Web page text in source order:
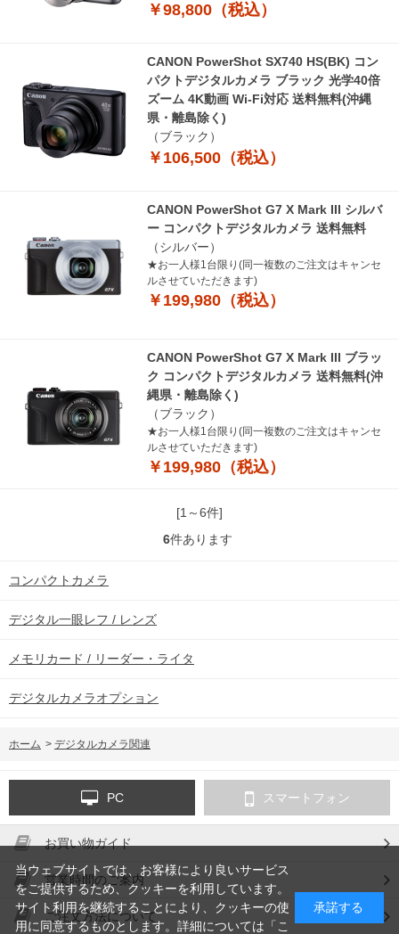
￥98,800（税込）
CANON PowerShot SX740 HS(BK) コン
パクトデジタルカメラ ブラック 光学40倍
ズーム 4K動画 Wi-Fi対応 送料無料(沖縄
県・離島除く)
（ブラック）
￥106,500（税込）
CANON PowerShot G7 X Mark III シルバ
ー コンパクトデジタルカメラ 送料無料
（シルバー）
★お一人様1台限り(同一複数のご注文はキャンセ
ルさせていただきます)
￥199,980（税込）
CANON PowerShot G7 X Mark III ブラッ
ク コンパクトデジタルカメラ 送料無料(沖
縄県・離島除く)
（ブラック）
★お一人様1台限り(同一複数のご注文はキャンセ
ルさせていただきます)
￥199,980（税込）
[1～6件]
6件あります
コンパクトカメラ
デジタル一眼レフ / レンズ
メモリカード / リーダー・ライタ
デジタルカメラオプション
ホーム > デジタルカメラ関連
PC スマートフォン
お買い物ガイド
営業時間のご案内
ご注文方法について
当ウェブサイトでは、お客様により良いサービス
をご提供するため、クッキーを利用しています。
サイト利用を継続することにより、クッキーの使
用に同意するものとします。詳細については「こ
承諾する